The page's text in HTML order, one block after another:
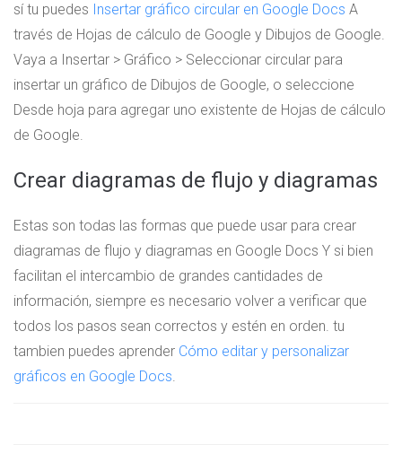
sí tu puedes Insertar gráfico circular en Google Docs A
través de Hojas de cálculo de Google y Dibujos de Google.
Vaya a Insertar > Gráfico > Seleccionar circular para
insertar un gráfico de Dibujos de Google, o seleccione
Desde hoja para agregar uno existente de Hojas de cálculo
de Google.
Crear diagramas de flujo y diagramas
Estas son todas las formas que puede usar para crear
diagramas de flujo y diagramas en Google Docs Y si bien
facilitan el intercambio de grandes cantidades de
información, siempre es necesario volver a verificar que
todos los pasos sean correctos y estén en orden. tu
tambien puedes aprender Cómo editar y personalizar
gráficos en Google Docs.